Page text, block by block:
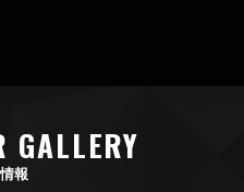
GALLERY
報